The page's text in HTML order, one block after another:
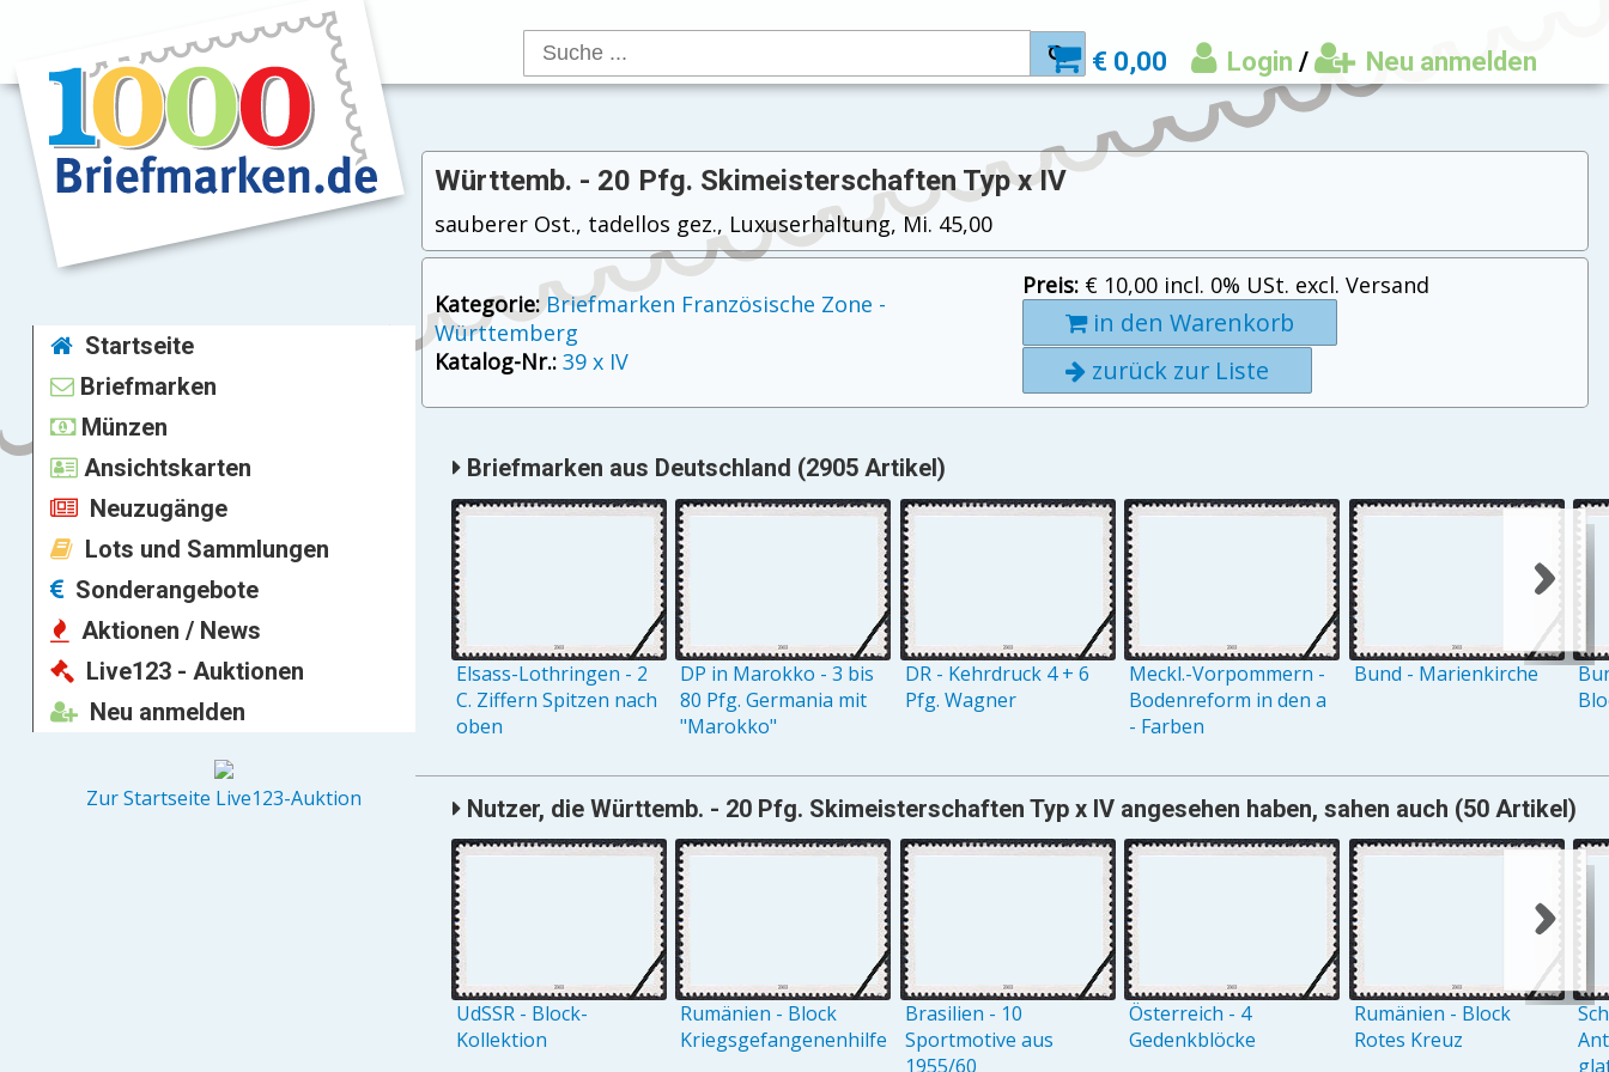
€ 0,00 Login / Neu anmelden
Startseite
Briefmarken
Münzen
Ansichtskarten
Neuzugänge
Lots und Sammlungen
Sonderangebote
Aktionen / News
Live123 - Auktionen
Neu anmelden
Zur Startseite Live123-Auktion
Württemb. - 20 Pfg. Skimeisterschaften Typ x IV
sauberer Ost., tadellos gez., Luxuserhaltung, Mi. 45,00
Kategorie: Briefmarken Französische Zone -
Württemberg
Katalog-Nr.: 39 x IV
Preis: € 10,00 incl. 0% USt. excl. Versand
in den Warenkorb
zurück zur Liste
Briefmarken aus Deutschland (2905 Artikel)
Elsass-Lothringen - 2
C. Ziffern Spitzen nach
oben
DP in Marokko - 3 bis
80 Pfg. Germania mit
"Marokko"
DR - Kehrdruck 4 + 6
Pfg. Wagner
Meckl.-Vorpommern -
Bodenreform in den a
- Farben
Bund - Marienkirche
Nutzer, die Württemb. - 20 Pfg. Skimeisterschaften Typ x IV angesehen haben, sahen auch (50 Artikel)
UdSSR - Block-
Kollektion
Rumänien - Block
Kriegsgefangenenhilfe
Brasilien - 10
Sportmotive aus
1955/60
Österreich - 4
Gedenkblöcke
Rumänien - Block
Rotes Kreuz